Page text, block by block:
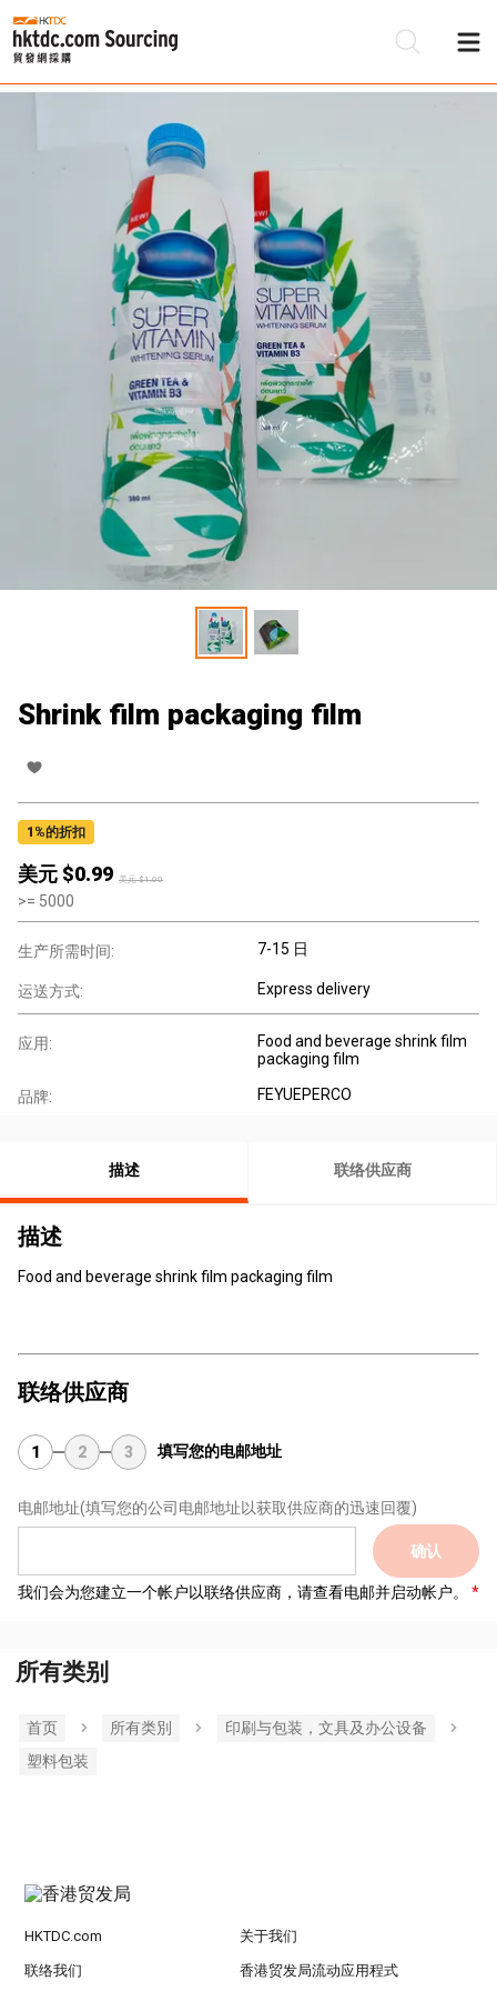
Shrink film packaging film
1 %的折扣
美元 $0.99 美元 $1.00
>= 5000
生产所需时间: 7-15 日
运送方式: Express delivery
应用:
Food and beverage shrink film
packaging film
品牌: FEYUEPERCO
描述 联络供应商
描述
Food and beverage shrink film packaging film
联络供应商
1 2 3 填写您的电邮地址
电邮地址(填写您的公司电邮地址以获取供应商的迅速回覆)
确认
我们会为您建立一个帐户以联络供应商，请查看电邮并启动帐户。
所有类别
首页 所有类別
印刷与包装，文具及办公设备
塑料包装
HKTDC.com 关于我们
联络我们 香港贸发局流动应用程式